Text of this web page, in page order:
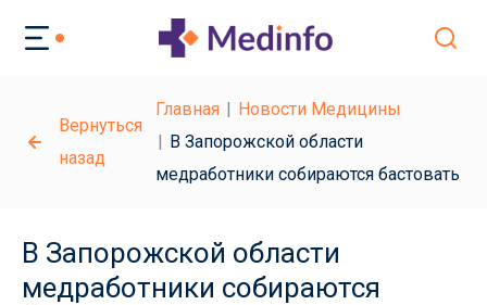
Вернуться
назад
Главная
Новости Медицины
В Запорожской области
медработники собираются бастовать
В Запорожской области
медработники собираются